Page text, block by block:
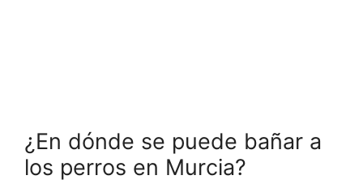
¿En dónde se puede bañar a
los perros en Murcia?